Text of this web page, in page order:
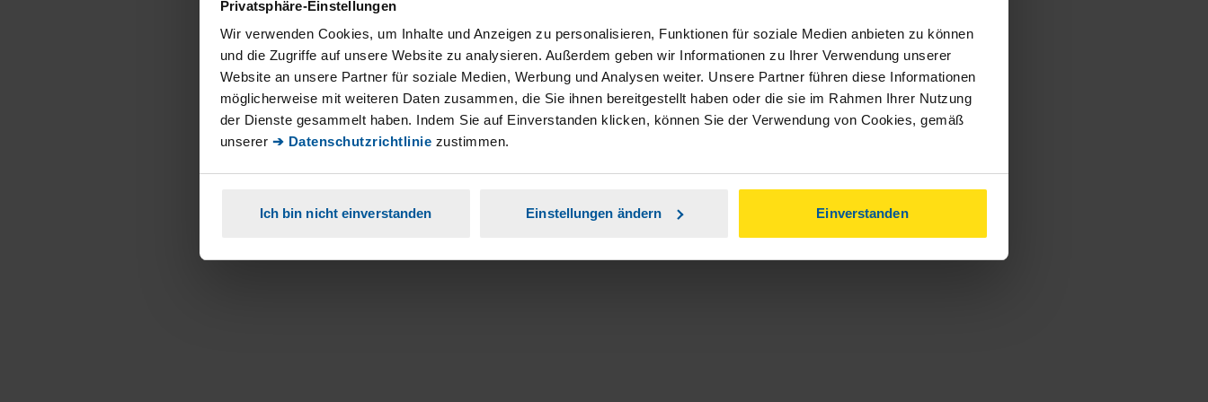
Privatsphäre-Einstellungen
Wir verwenden Cookies, um Inhalte und Anzeigen zu personalisieren, Funktionen für soziale Medien anbieten zu können
und die Zugriffe auf unsere Website zu analysieren. Außerdem geben wir Informationen zu Ihrer Verwendung unserer
Website an unsere Partner für soziale Medien, Werbung und Analysen weiter. Unsere Partner führen diese Informationen
möglicherweise mit weiteren Daten zusammen, die Sie ihnen bereitgestellt haben oder die sie im Rahmen Ihrer Nutzung
der Dienste gesammelt haben. Indem Sie auf Einverstanden klicken, können Sie der Verwendung von Cookies, gemäß
unserer ➔ Datenschutzrichtlinie zustimmen.
Ich bin nicht einverstanden Einstellungen ändern Einverstanden